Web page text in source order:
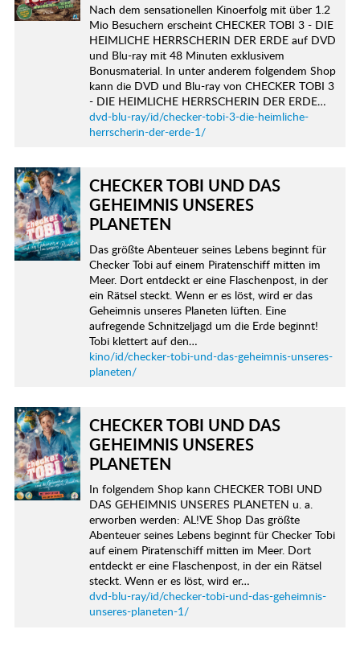
Nach dem sensationellen Kinoerfolg mit über 1.2
Mio Besuchern erscheint CHECKER TOBI 3 - DIE
HEIMLICHE HERRSCHERIN DER ERDE auf DVD
und Blu-ray mit 48 Minuten exklusivem
Bonusmaterial. In unter anderem folgendem Shop
kann die DVD und Blu-ray von CHECKER TOBI 3
- DIE HEIMLICHE HERRSCHERIN DER ERDE…
dvd-blu-ray/id/checker-tobi-3-die-heimliche-
herrscherin-der-erde-1/
CHECKER TOBI UND DAS
GEHEIMNIS UNSERES
PLANETEN
Das größte Abenteuer seines Lebens beginnt für
Checker Tobi auf einem Piratenschiff mitten im
Meer. Dort entdeckt er eine Flaschenpost, in der
ein Rätsel steckt. Wenn er es löst, wird er das
Geheimnis unseres Planeten lüften. Eine
aufregende Schnitzeljagd um die Erde beginnt!
Tobi klettert auf den…
kino/id/checker-tobi-und-das-geheimnis-unseres-
planeten/
CHECKER TOBI UND DAS
GEHEIMNIS UNSERES
PLANETEN
In folgendem Shop kann CHECKER TOBI UND
DAS GEHEIMNIS UNSERES PLANETEN u. a.
erworben werden: AL!VE Shop Das größte
Abenteuer seines Lebens beginnt für Checker Tobi
auf einem Piratenschiff mitten im Meer. Dort
entdeckt er eine Flaschenpost, in der ein Rätsel
steckt. Wenn er es löst, wird er…
dvd-blu-ray/id/checker-tobi-und-das-geheimnis-
unseres-planeten-1/